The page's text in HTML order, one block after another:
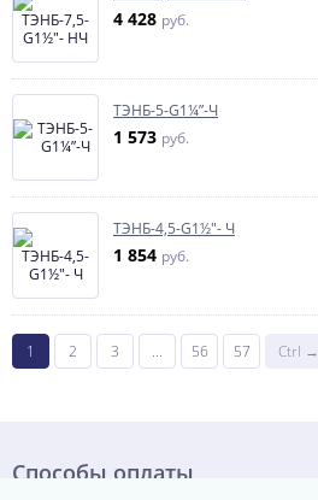
4 428 руб.
ТЭНБ-5-G1¼”-Ч
1 573 руб.
ТЭНБ-4,5-G1½"- Ч
1 854 руб.
1 2 3 ... 56 57 Ctrl →
Способы оплаты